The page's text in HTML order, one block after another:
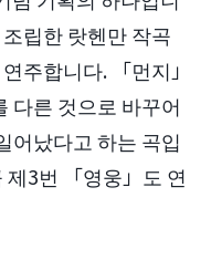
립한 랏헨만 작곡
주합니다. 「먼지」
다른 것으로 바꾸어
어났다고 하는 곡입
3번 「영웅」도 연